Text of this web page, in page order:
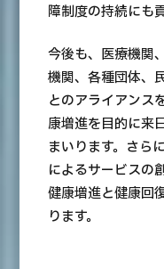
障制度の持続にも
今後も、医療機関
機関、各種団体、
とのアライアンス
康増進を目的に来
まいります。さら
によるサービスの
健康増進と健康回
ります。